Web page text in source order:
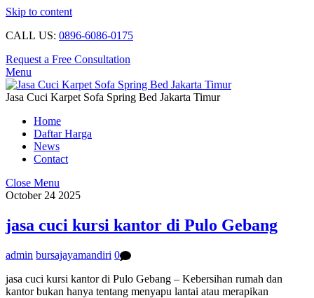
Skip to content
CALL US: 0896-6086-0175
Request a Free Consultation
Menu
Jasa Cuci Karpet Sofa Spring Bed Jakarta Timur
Home
Daftar Harga
News
Contact
Close Menu
October 24 2025
jasa cuci kursi kantor di Pulo Gebang
admin bursajayamandiri 0
jasa cuci kursi kantor di Pulo Gebang – Kebersihan rumah dan
kantor bukan hanya tentang menyapu lantai atau merapikan